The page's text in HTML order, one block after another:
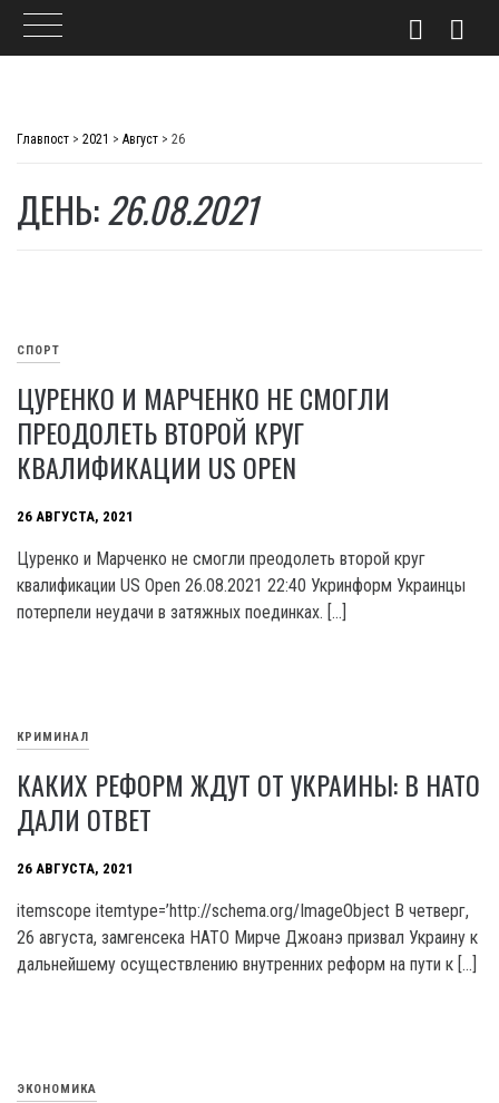
Главпост > 2021 > Август > 26
ДЕНЬ:26.08.2021
СПОРТ
ЦУРЕНКО И МАРЧЕНКО НЕ СМОГЛИ
ПРЕОДОЛЕТЬ ВТОРОЙ КРУГ
КВАЛИФИКАЦИИ US OPEN
26 АВГУСТА, 2021
Цуренко и Марченко не смогли преодолеть второй круг
квалификации US Open 26.08.2021 22:40 Укринформ Украинцы
потерпели неудачи в затяжных поединках. […]
КРИМИНАЛ
КАКИХ РЕФОРМ ЖДУТ ОТ УКРАИНЫ: В НАТО
ДАЛИ ОТВЕТ
26 АВГУСТА, 2021
itemscope itemtype=’http://schema.org/ImageObject В четверг,
26 августа, замгенсека НАТО Мирче Джоанэ призвал Украину к
дальнейшему осуществлению внутренних реформ на пути к […]
ЭКОНОМИКА